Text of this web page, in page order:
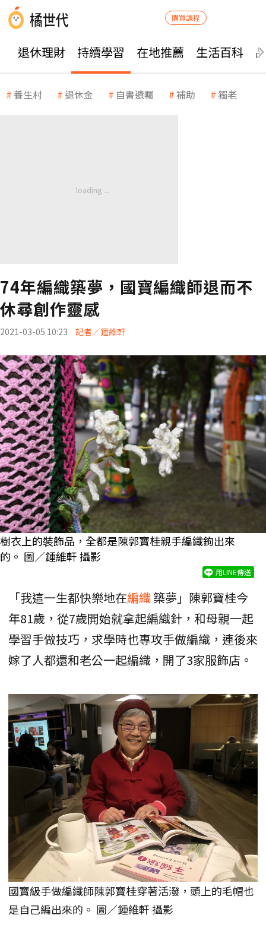
購買課程
退休理財 持續學習 在地推薦 生活百科
養生村 退休金 自書遺囑 補助 獨老
74年編織築夢，國寶編織師退而不
休尋創作靈感
2021-03-05 10:23 記者／鍾維軒
樹衣上的裝飾品，全都是陳郭寶桂親手編織鉤出來
的。 圖／鍾維軒 攝影
用LINE傳送
「我這一生都快樂地在編織築夢」陳郭寶桂今
年81歲，從7歲開始就拿起編織針，和母親一起
學習手做技巧，求學時也專攻手做編織，連後來
嫁了人都還和老公一起編織，開了3家服飾店。
國寶級手做編織師陳郭寶桂穿著活潑，頭上的毛帽也
是自己編出來的。 圖／鍾維軒 攝影